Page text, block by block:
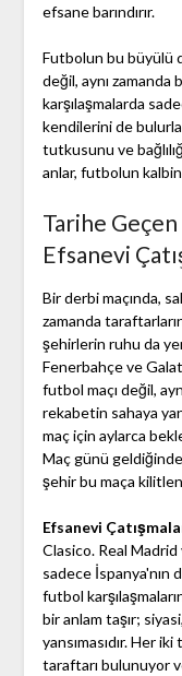
efsane barındırır.
Futbolun bu büyülü
değil, aynı zamanda
karşılaşmalarda
kendilerini de
tutkusunu ve
anlar, futbolun
Tarihe
Efsanevi
Bir derbi maçında,
zamanda
şehirlerin ruhu da
Fenerbahçe ve
futbol maçı değil,
rekabetin sahaya
maç için aylarca
Maç günü
şehir bu maça
Efsanevi
Clasico. Real
sadece İspanya'nın
futbol
bir anlam taşır;
yansımasıdır. Her
taraftarı bulunuyor